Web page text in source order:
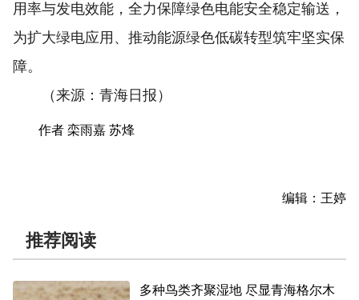
用率与发电效能，全力保障绿色电能安全稳定输送，
为扩大绿电应用、推动能源绿色低碳转型筑牢坚实保
障。
（来源：青海日报）
作者 栾雨嘉 苏烽
编辑：王婷
推荐阅读
多种鸟类齐聚湿地 尽显青海格尔木